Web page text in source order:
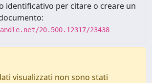
identificativo per citare o creare un
20.500.12317/23438
visualizzati non sono stati